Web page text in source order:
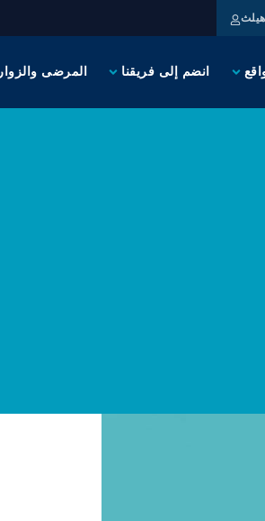
انضم إلى فريقنا المرضى والزوار